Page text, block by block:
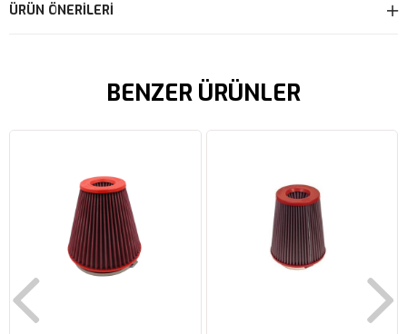
ÜRÜN ÖNERILERI
BENZER ÜRÜNLER